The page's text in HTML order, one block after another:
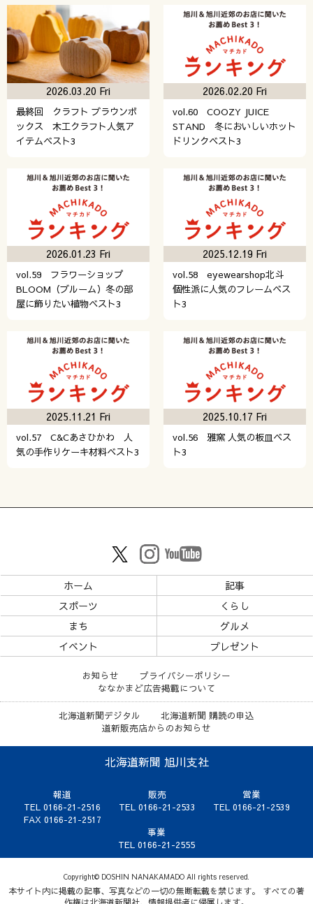
最終回 クラフト ブラウンボ
ックス 木工クラフト人気ア
イテムベスト3
2026.03.20 Fri
vol.60 COOZY JUICE
STAND 冬においしいホット
ドリンクベスト3
2026.02.20 Fri
vol.59 フラワーショップ
BLOOM（ブルーム）冬の部
屋に飾りたい植物ベスト3
2026.01.23 Fri
vol.58 eyewearshop北斗
個性派に人気のフレームベス
ト3
2025.12.19 Fri
vol.57 C&Cあさひかわ 人
気の手作りケーキ材料ベスト3
2025.11.21 Fri
vol.56 雅窯 人気の板皿ベス
ト3
2025.10.17 Fri
ホーム
記事
スポーツ
くらし
まち
グルメ
イベント
プレゼント
お知らせ
プライバシーポリシー
ななかまど広告掲載について
北海道新聞デジタル
北海道新聞 購読の申込
道新販売店からのお知らせ
北海道新聞 旭川支社
報道
TEL 0166-21-2516
FAX 0166-21-2517
販売
TEL 0166-21-2533
営業
TEL 0166-21-2539
事業
TEL 0166-21-2555
Copyright© DOSHIN NANAKAMADO All rights reserved.
本サイト内に掲載の記事、写真などの一切の無断転載を禁じます。 すべての著
作権は北海道新聞社、情報提供者に帰属します。